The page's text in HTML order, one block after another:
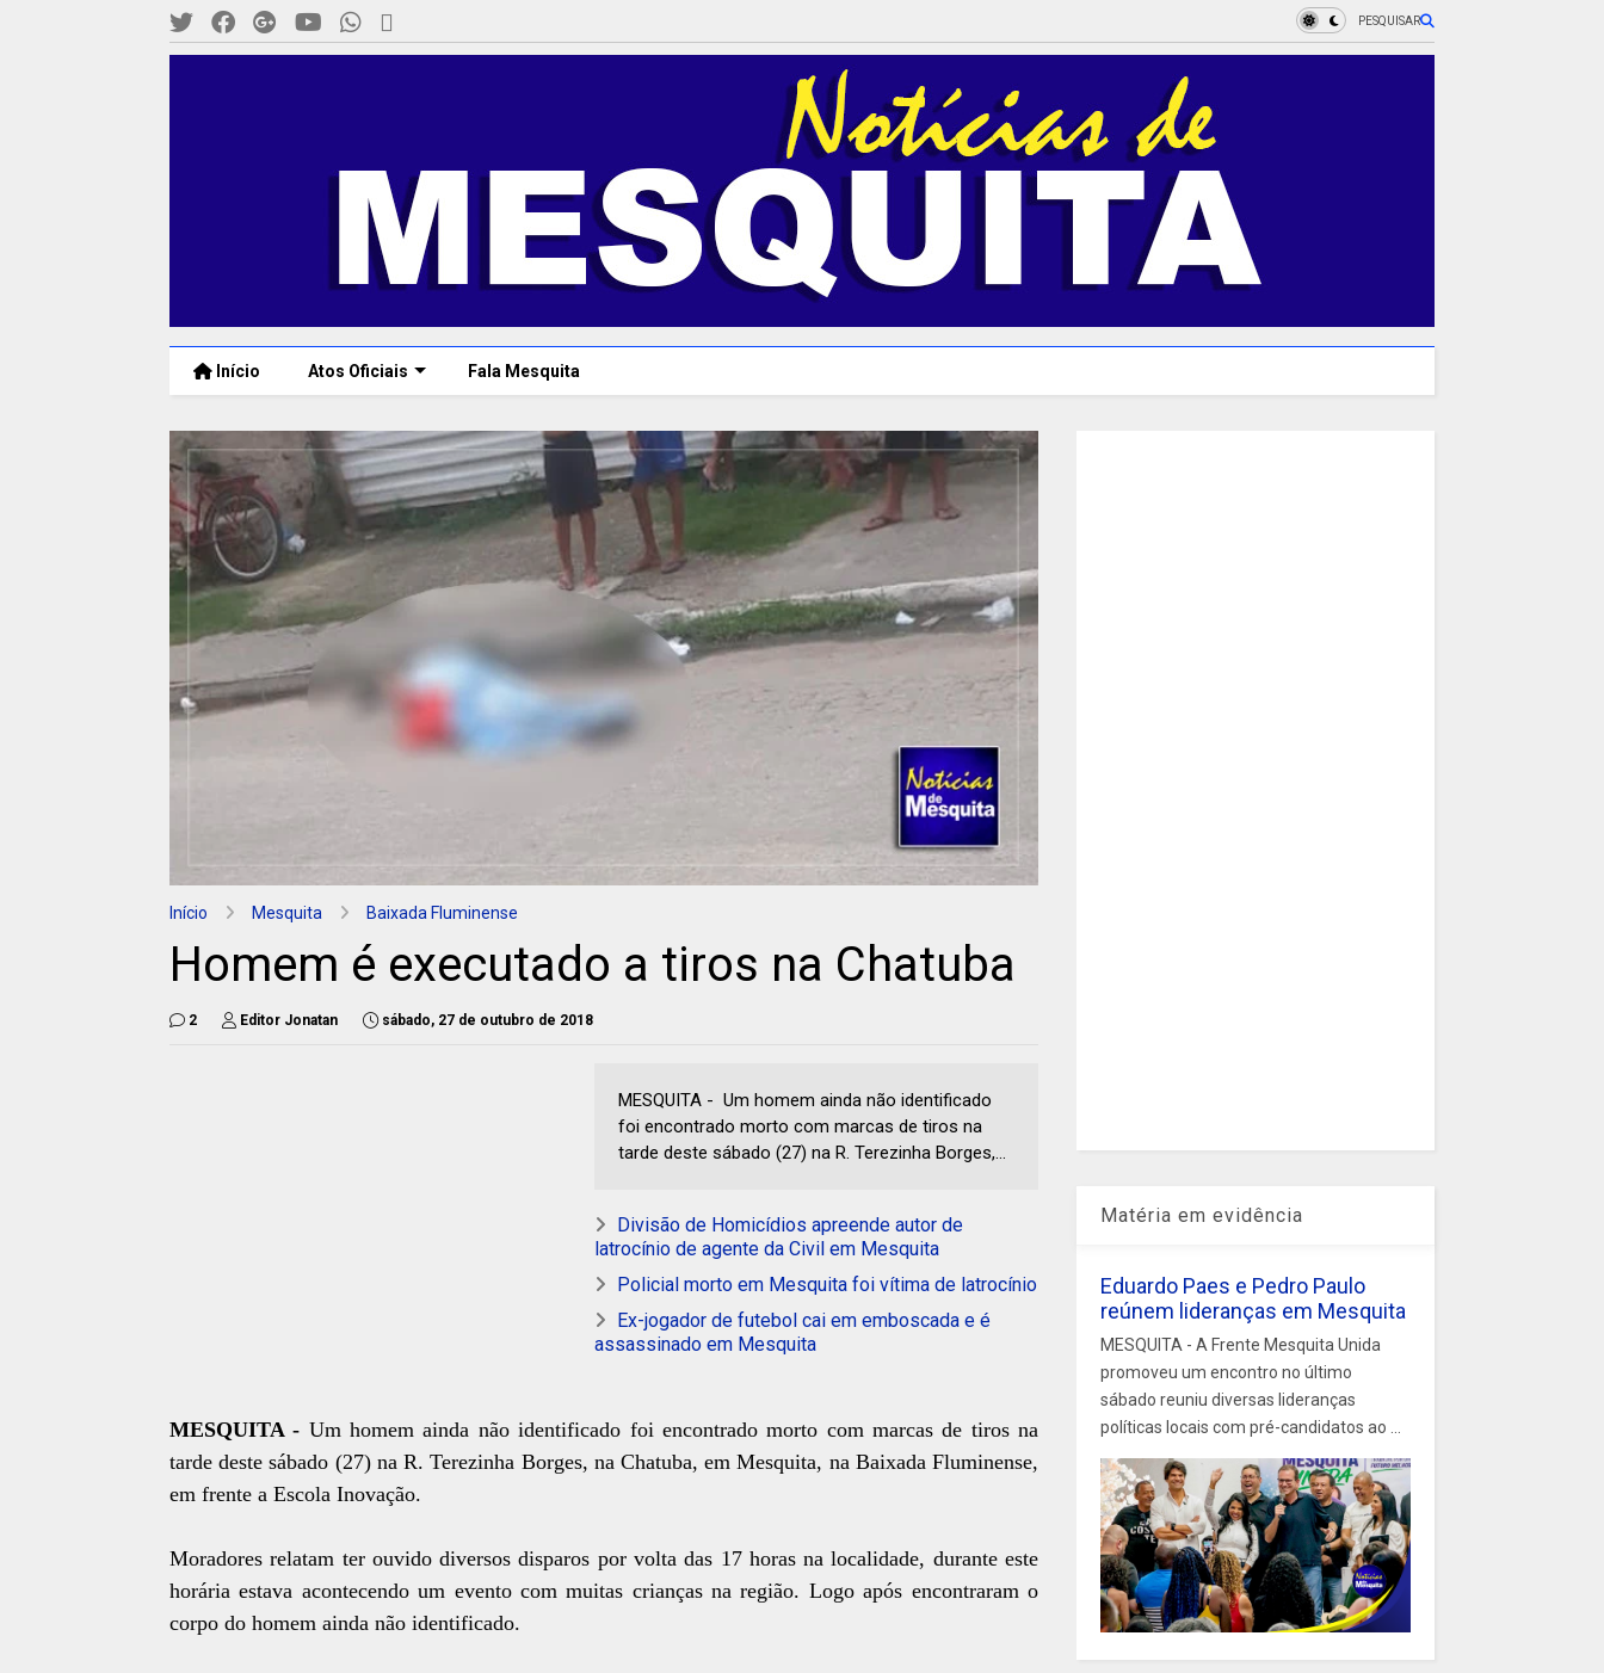
PESQUISAR
Início Atos Oficiais Fala Mesquita
Início Mesquita Baixada Fluminense
Homem é executado a tiros na Chatuba
2 Editor Jonatan sábado, 27 de outubro de 2018
MESQUITA - Um homem ainda não identificado
foi encontrado morto com marcas de tiros na
tarde deste sábado (27) na R. Terezinha Borges,...
Divisão de Homicídios apreende autor de
latrocínio de agente da Civil em Mesquita
Policial morto em Mesquita foi vítima de latrocínio
Ex-jogador de futebol cai em emboscada e é
assassinado em Mesquita
MESQUITA - Um homem ainda não identificado foi encontrado morto com marcas de tiros na
tarde deste sábado (27) na R. Terezinha Borges, na Chatuba, em Mesquita, na Baixada Fluminense,
em frente a Escola Inovação.
Moradores relatam ter ouvido diversos disparos por volta das 17 horas na localidade, durante este
horária estava acontecendo um evento com muitas crianças na região. Logo após encontraram o
corpo do homem ainda não identificado.
Matéria em evidência
Eduardo Paes e Pedro Paulo
reúnem lideranças em Mesquita
MESQUITA - A Frente Mesquita Unida
promoveu um encontro no último
sábado reuniu diversas lideranças
políticas locais com pré-candidatos ao ...